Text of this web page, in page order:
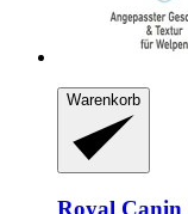
Warenkorb
Royal Canin